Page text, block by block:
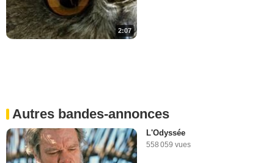
2:07
Autres bandes-annonces
L'Odyssée
558 059 vues